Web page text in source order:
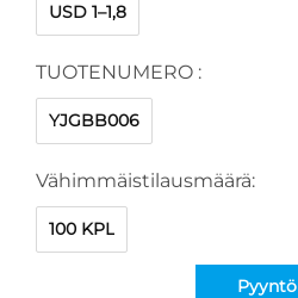
USD 1–1,8
TUOTENUMERO :
YJGBB006
Vähimmäistilausmäärä:
100 KPL
Pyyntö